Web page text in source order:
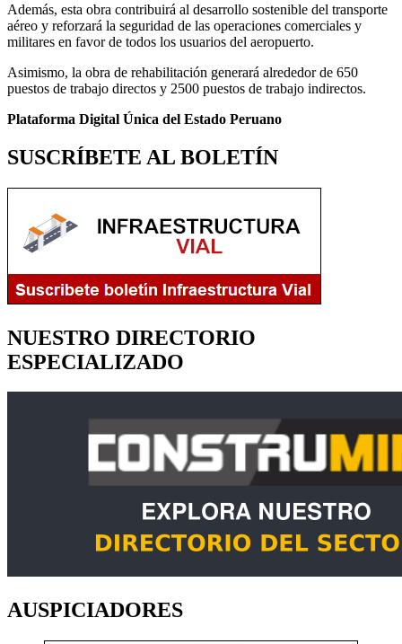
Además, esta obra contribuirá al desarrollo sostenible del transporte
aéreo y reforzará la seguridad de las operaciones comerciales y
militares en favor de todos los usuarios del aeropuerto.
Asimismo, la obra de rehabilitación generará alrededor de 650
puestos de trabajo directos y 2500 puestos de trabajo indirectos.
Plataforma Digital Única del Estado Peruano
SUSCRÍBETE AL BOLETÍN
NUESTRO DIRECTORIO
ESPECIALIZADO
AUSPICIADORES